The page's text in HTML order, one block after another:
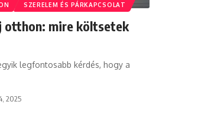
SZERELEM ÉS PÁRKAPCSOLAT
otthon: mire költsetek
legfontosabb kérdés, hogy a
2025